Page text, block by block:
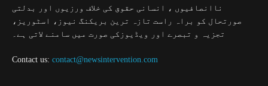
ناانصافیوں ، انسانی حقوق کی خلاف ورزیوں اور بدلتی
صورتحال کو براہ راست تازہ ترین بریکنگ نیوز، اسٹوریز،
تجزیہ و تبصرے اور ویڈیوزکی صورت میں سامنے لاتی ہے۔
Contact us: contact@newsintervention.com